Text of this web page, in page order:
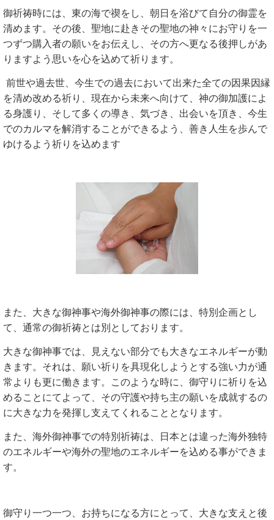
御祈祷時には、東の海で禊をし、朝日を浴びて自分の御霊を
清めます。その後、聖地に赴きその聖地の神々にお守りを一
つずつ購入者の願いをお伝えし、その方へ更なる後押しがあ
りますよう思いを心を込めて祈ります。
前世や過去世、今生での過去において出来た全ての因果因縁
を清め改める祈り、現在から未来へ向けて、神の御加護によ
る身護り、そして多くの導き、気づき、出会いを頂き、今生
でのカルマを解消することができるよう、善き人生を歩んで
ゆけるよう祈りを込めます
また、大きな御神事や海外御神事の際には、特別企画とし
て、通常の御祈祷とは別としております。
大きな御神事では、見えない部分でも大きなエネルギーが動
きます。それは、願い祈りを具現化しようとする強い力が通
常よりも更に働きます。このような時に、御守りに祈りを込
めることにてよって、その守護や持ち主の願いを成就するの
に大きな力を発揮し支えてくれることとなります。
また、海外御神事での特別祈祷は、日本とは違った海外独特
のエネルギーや海外の聖地のエネルギーを込める事ができま
す。
御守り一つ一つ、お持ちになる方にとって、大きな支えと後